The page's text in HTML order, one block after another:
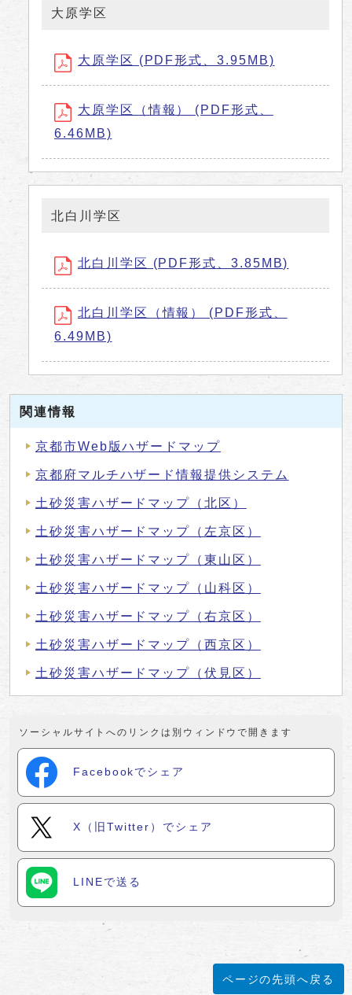
大原学区
大原学区 (PDF形式、3.95MB)
大原学区（情報） (PDF形式、
6.46MB)
北白川学区
北白川学区 (PDF形式、3.85MB)
北白川学区（情報） (PDF形式、
6.49MB)
関連情報
京都市Web版ハザードマップ
京都府マルチハザード情報提供システム
土砂災害ハザードマップ（北区）
土砂災害ハザードマップ（左京区）
土砂災害ハザードマップ（東山区）
土砂災害ハザードマップ（山科区）
土砂災害ハザードマップ（右京区）
土砂災害ハザードマップ（西京区）
土砂災害ハザードマップ（伏見区）
ソーシャルサイトへのリンクは別ウィンドウで開きます
Facebookでシェア
X（旧Twitter）でシェア
LINEで送る
ページの先頭へ戻る